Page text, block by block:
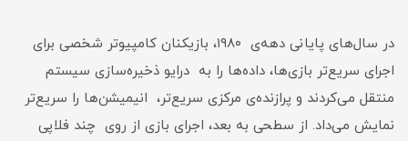
در سال‌های پایانی دهه‌ی ۱۹۸۰، بازیکنان کامپیوتر شخصی برای
اجرای سریع‌تر بازی‌ها، داده‌ها را به درایو ذخیره‌سازی سیستم
منتقل می‌کردند و پرازنده‌ی مرکزی سریع‌تر، انیمیشن‌ها را سریع‌تر
نمایش می‌داد. از سطحی به بعد، اجرای بازی از روی چند فلاپی